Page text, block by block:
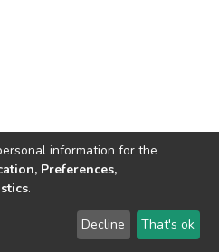
Ukrainian National University
LYRASIS
Send Feedback
information for the
Preferences,
.
Decline That's ok